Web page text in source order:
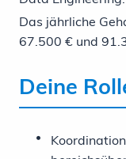
Das jährliche
67.500 € und
Deine